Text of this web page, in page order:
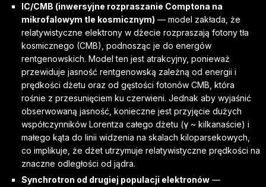
IC/CMB (inwersyjne rozpraszanie Comptona na
mikrofalowym tle kosmicznym) — model zakłada, że
relatywistyczne elektrony w dżecie rozpraszają fotony tła
kosmicznego (CMB), podnosząc je do energów
rentgenowskich. Model ten jest atrakcyjny, ponieważ
przewiduje jasność rentgenowską zależną od energii i
prędkości dżetu oraz od gęstości fotonów CMB, która
rośnie z przesunięciem ku czerwieni. Jednak aby wyjaśnić
obserwowaną jasność, konieczne jest przyjęcie dużych
współczynników Lorentza całego dżetu (γ ~ kilkanaście) i
małego kąta do linii widzenia na skalach kiloparsekowych,
co implikuje, że dżet utrzymuje relatywistyczne prędkości na
znaczne odległości od jądra.
Synchrotron od drugiej populacji elektronów—